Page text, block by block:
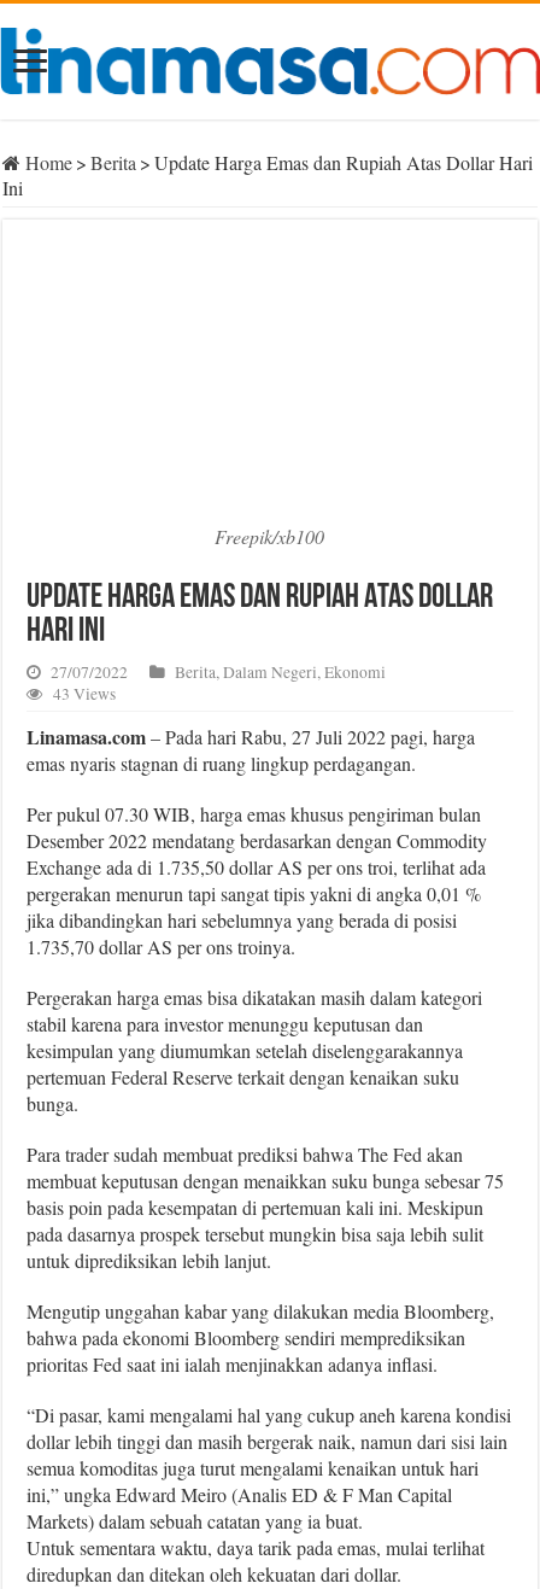
Home> Berita > Update Harga Emas dan Rupiah Atas Dollar Hari
Ini
Freepik/xb100
Update Harga Emas dan Rupiah Atas Dollar
Hari Ini
27/07/2022 Berita,Dalam Negeri,Ekonomi
43 Views
Linamasa.com– Pada hari Rabu, 27 Juli 2022 pagi, harga
emas nyaris stagnan di ruang lingkup perdagangan.
Per pukul 07.30 WIB, harga emas khusus pengiriman bulan
Desember 2022 mendatang berdasarkan dengan Commodity
Exchange ada di 1.735,50 dollar AS per ons troi, terlihat ada
pergerakan menurun tapi sangat tipis yakni di angka 0,01 %
jika dibandingkan hari sebelumnya yang berada di posisi
1.735,70 dollar AS per ons troinya.
Pergerakan harga emas bisa dikatakan masih dalam kategori
stabil karena para investor menunggu keputusan dan
kesimpulan yang diumumkan setelah diselenggarakannya
pertemuan Federal Reserve terkait dengan kenaikan suku
bunga.
Para trader sudah membuat prediksi bahwa The Fed akan
membuat keputusan dengan menaikkan suku bunga sebesar 75
basis poin pada kesempatan di pertemuan kali ini. Meskipun
pada dasarnya prospek tersebut mungkin bisa saja lebih sulit
untuk diprediksikan lebih lanjut.
Mengutip unggahan kabar yang dilakukan media Bloomberg,
bahwa pada ekonomi Bloomberg sendiri memprediksikan
prioritas Fed saat ini ialah menjinakkan adanya inflasi.
“Di pasar, kami mengalami hal yang cukup aneh karena kondisi
dollar lebih tinggi dan masih bergerak naik, namun dari sisi lain
semua komoditas juga turut mengalami kenaikan untuk hari
ini,” ungka Edward Meiro (Analis ED & F Man Capital
Markets) dalam sebuah catatan yang ia buat.
Untuk sementara waktu, daya tarik pada emas, mulai terlihat
diredupkan dan ditekan oleh kekuatan dari dollar.